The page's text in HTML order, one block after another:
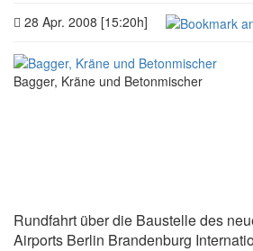
28 Apr. 2008 [15:20h]
Bagger, Kräne und Betonmischer
Rundfahrt über die Baustelle des
Airports Berlin Brandenburg